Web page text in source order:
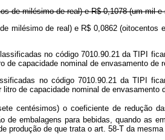
de milésimo de real) e R$ 0,1078 (um mil
milésimo de real) e R$ 0,0862
no código 7010.90.21 da TIPI
de capacidade nominal de envasamento de
no código 7010.90.21 da TIPI
de capacidade nominal de envasamento
centésimos) o coeficiente de redução
de embalagens para bebidas, quando as
produção de que trata o art. 58-T da